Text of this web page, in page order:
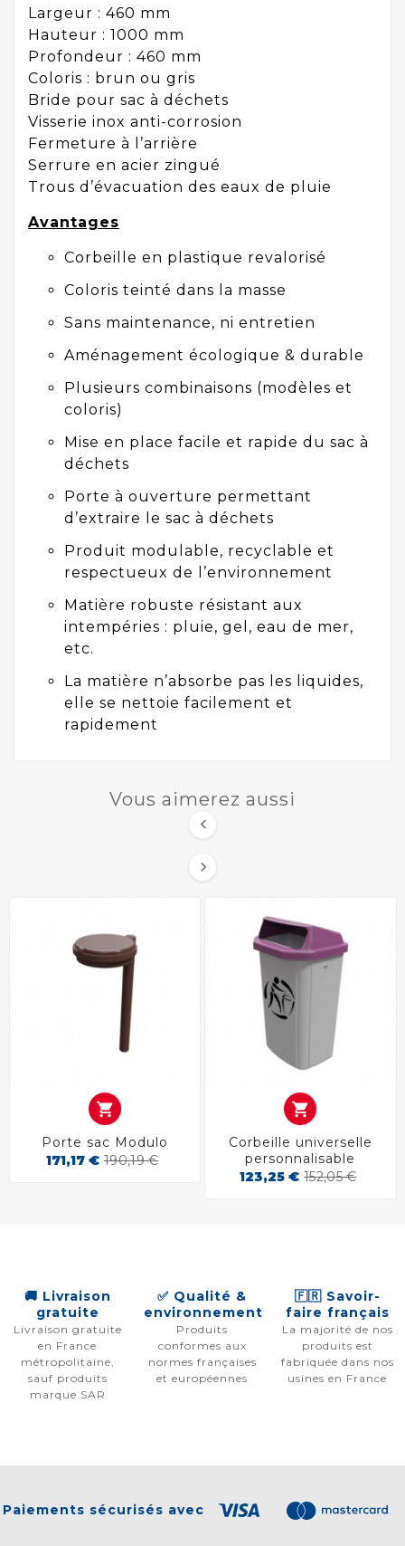
Largeur : 460 mm
Hauteur : 1000 mm
Profondeur : 460 mm
Coloris : brun ou gris
Bride pour sac à déchets
Visserie inox anti-corrosion
Fermeture à l’arrière
Serrure en acier zingué
Trous d’évacuation des eaux de pluie
Avantages
Corbeille en plastique revalorisé
Coloris teinté dans la masse
Sans maintenance, ni entretien
Aménagement écologique & durable
Plusieurs combinaisons (modèles et
coloris)
Mise en place facile et rapide du sac à
déchets
Porte à ouverture permettant
d’extraire le sac à déchets
Produit modulable, recyclable et
respectueux de l’environnement
Matière robuste résistant aux
intempéries : pluie, gel, eau de mer,
etc.
La matière n’absorbe pas les liquides,
elle se nettoie facilement et
rapidement
Vous aimerez aussi



Porte sac Modulo
171,17 € 190,19 €

Corbeille universelle
personnalisable
123,25 € 152,05 €
🚚 Livraison
gratuite
Livraison gratuite
en France
métropolitaine,
sauf produits
marque SAR
✅ Qualité &
environnement
Produits
conformes aux
normes françaises
et européennes
🇫🇷 Savoir-
faire français
La majorité de nos
produits est
fabriquée dans nos
usines en France
Paiements sécurisés avec